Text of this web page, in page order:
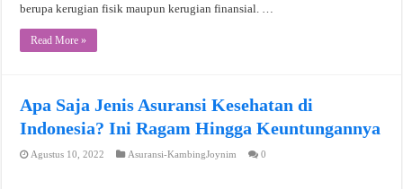
berupa kerugian fisik maupun kerugian finansial. …
Read More »
Apa Saja Jenis Asuransi Kesehatan di
Indonesia? Ini Ragam Hingga Keuntungannya
Agustus 10, 2022 Asuransi-KambingJoynim 0